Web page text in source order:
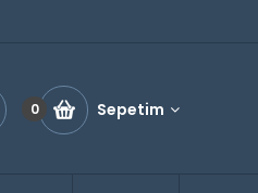
0 Sepetim